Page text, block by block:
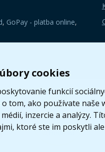
cookies
funkcií
tom, ako používate naše
inzercie a analýzy.
ktoré ste im poskytli
, GoPay - platba online,